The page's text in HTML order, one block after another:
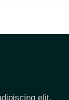
elit.